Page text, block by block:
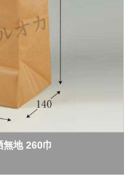
無地 260巾